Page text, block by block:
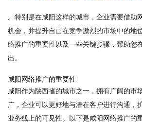
。特别是在咸阳这样的城市，企业需要借助
机会，并提升自己在竞争激烈的市场中的地
络推广的重要性以及一些关键步骤，帮助您
出。
咸阳网络推广的重要性
咸阳作为陕西省的城市之一，拥有广阔的市
广，企业可以更好地与潜在客户进行沟通，
业务线上的可见性。以下是咸阳网络推广的